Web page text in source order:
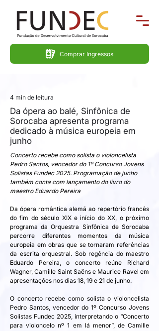
Comprar Ingressos
4 min de leitura
Da ópera ao balé, Sinfônica de
Sorocaba apresenta programa
dedicado à música europeia em
junho
Concerto recebe como solista o violoncelista
Pedro Santos, vencedor do 1º Concurso Jovens
Solistas Fundec 2025. Programação de junho
também conta com lançamento do livro do
maestro Eduardo Pereira
Da ópera romântica alemã ao repertório francês
do fim do século XIX e início do XX, o próximo
programa da Orquestra Sinfônica de Sorocaba
percorre diferentes momentos da música
europeia em obras que se tornaram referências
da escrita orquestral. Sob regência do maestro
Eduardo Pereira, o concerto reúne Richard
Wagner, Camille Saint Saëns e Maurice Ravel em
apresentações nos dias 18, 19 e 21 de junho.
O concerto recebe como solista o violoncelista
Pedro Santos, vencedor do 1º Concurso Jovens
Solistas Fundec 2025, interpretando o “Concerto
para violoncelo nº 1 em lá menor”, de Camille